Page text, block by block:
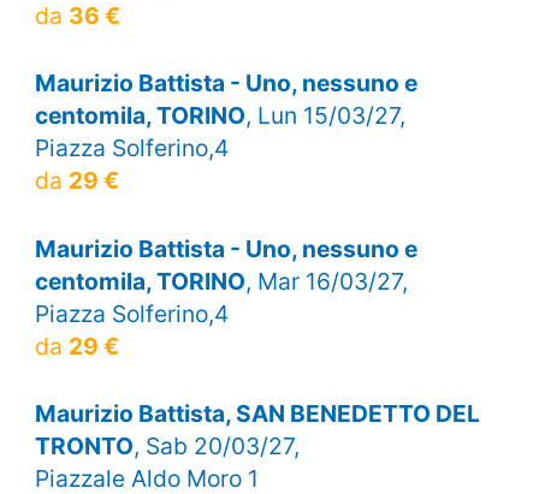
da 36 €
Maurizio Battista - Uno, nessuno e
centomila, TORINO, Lun 15/03/27,
Piazza Solferino,4
da 29 €
Maurizio Battista - Uno, nessuno e
centomila, TORINO, Mar 16/03/27,
Piazza Solferino,4
da 29 €
Maurizio Battista, SAN BENEDETTO DEL
TRONTO, Sab 20/03/27,
Piazzale Aldo Moro 1